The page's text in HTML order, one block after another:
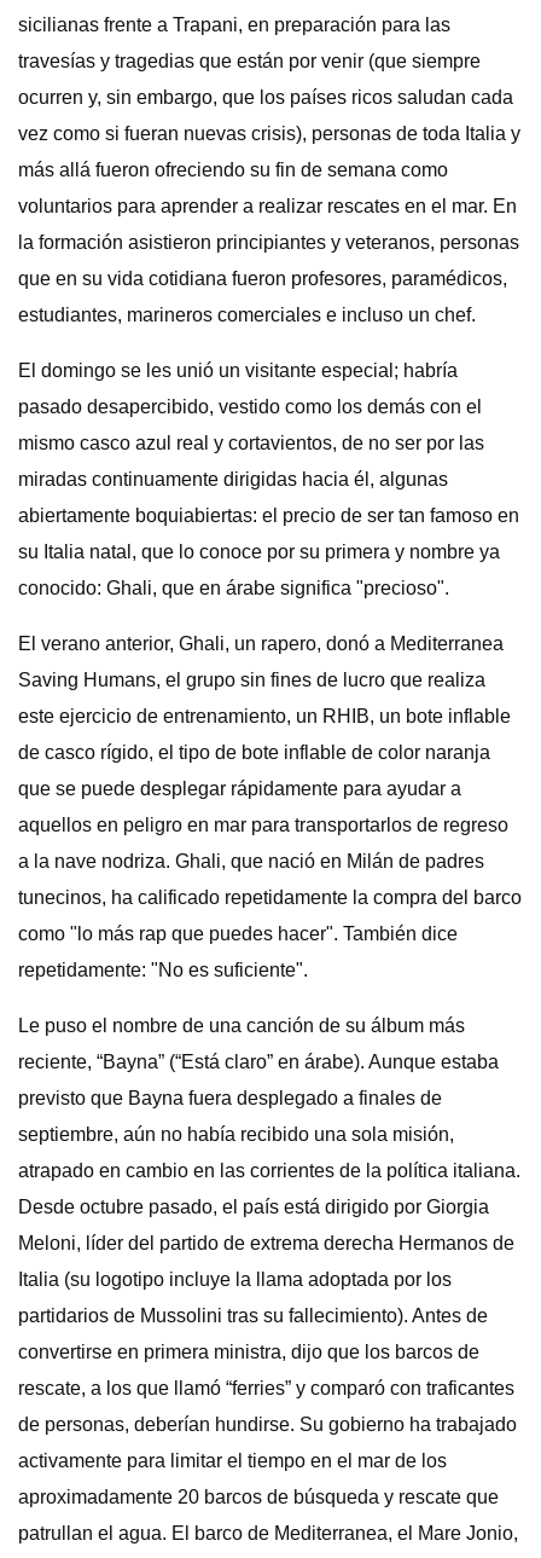
sicilianas frente a Trapani, en preparación para las
travesías y tragedias que están por venir (que siempre
ocurren y, sin embargo, que los países ricos saludan cada
vez como si fueran nuevas crisis), personas de toda Italia y
más allá fueron ofreciendo su fin de semana como
voluntarios para aprender a realizar rescates en el mar. En
la formación asistieron principiantes y veteranos, personas
que en su vida cotidiana fueron profesores, paramédicos,
estudiantes, marineros comerciales e incluso un chef.
El domingo se les unió un visitante especial; habría
pasado desapercibido, vestido como los demás con el
mismo casco azul real y cortavientos, de no ser por las
miradas continuamente dirigidas hacia él, algunas
abiertamente boquiabiertas: el precio de ser tan famoso en
su Italia natal, que lo conoce por su primera y nombre ya
conocido: Ghali, que en árabe significa "precioso".
El verano anterior, Ghali, un rapero, donó a Mediterranea
Saving Humans, el grupo sin fines de lucro que realiza
este ejercicio de entrenamiento, un RHIB, un bote inflable
de casco rígido, el tipo de bote inflable de color naranja
que se puede desplegar rápidamente para ayudar a
aquellos en peligro en mar para transportarlos de regreso
a la nave nodriza. Ghali, que nació en Milán de padres
tunecinos, ha calificado repetidamente la compra del barco
como "lo más rap que puedes hacer". También dice
repetidamente: "No es suficiente".
Le puso el nombre de una canción de su álbum más
reciente, “Bayna” (“Está claro” en árabe). Aunque estaba
previsto que Bayna fuera desplegado a finales de
septiembre, aún no había recibido una sola misión,
atrapado en cambio en las corrientes de la política italiana.
Desde octubre pasado, el país está dirigido por Giorgia
Meloni, líder del partido de extrema derecha Hermanos de
Italia (su logotipo incluye la llama adoptada por los
partidarios de Mussolini tras su fallecimiento). Antes de
convertirse en primera ministra, dijo que los barcos de
rescate, a los que llamó “ferries” y comparó con traficantes
de personas, deberían hundirse. Su gobierno ha trabajado
activamente para limitar el tiempo en el mar de los
aproximadamente 20 barcos de búsqueda y rescate que
patrullan el agua. El barco de Mediterranea, el Mare Jonio,